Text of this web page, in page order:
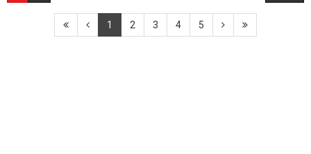
1 2 3 4 5